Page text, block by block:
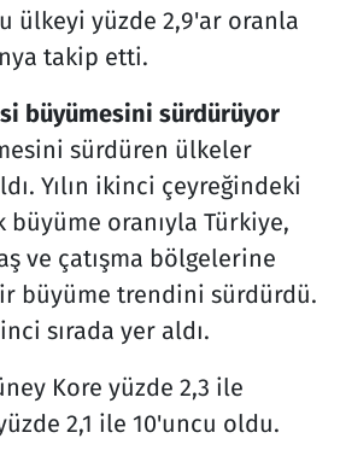
ülkeyi yüzde 2,9'ar oranla
takip etti.
büyümesini sürdürüyor
sürdüren ülkeler
Yılın ikinci çeyreğindeki
büyüme oranıyla Türkiye,
ve çatışma bölgelerine
büyüme trendini sürdürdü.
sırada yer aldı.
Kore yüzde 2,3 ile
2,1 ile 10'uncu oldu.